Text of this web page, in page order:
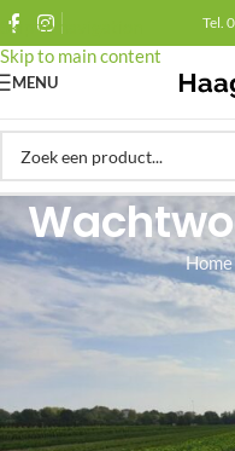
Skip to navigation
Skip to main content
Tel.
MENU
Home
Wachtwoord vergeten? Voer
ontvangt een link via e-mail